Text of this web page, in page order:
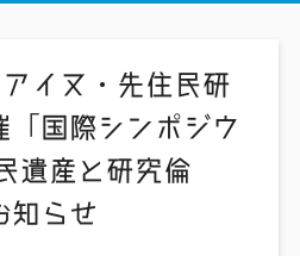
イヌ・先住民研
「国際シンポジウ
遺産と研究倫
知らせ